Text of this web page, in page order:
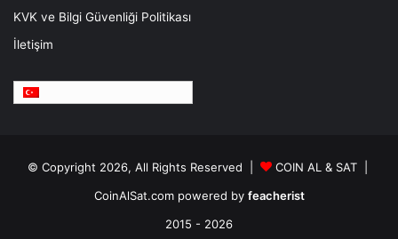
KVK ve Bilgi Güvenliği Politikası
İletişim
© Copyright 2026, All Rights Reserved |
COIN AL & SAT |
CoinAlSat.com powered by feacherist
2015 - 2026